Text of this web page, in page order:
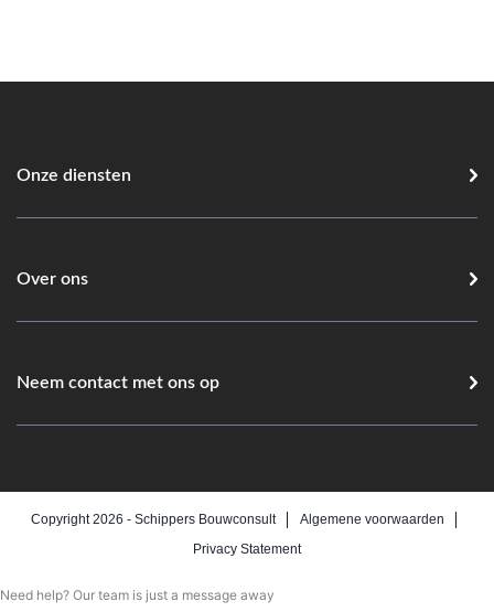
Onze diensten
Over ons
Neem contact met ons op
Copyright 2026 - Schippers Bouwconsult
Algemene voorwaarden
Privacy Statement
Need help? Our team is just a message away